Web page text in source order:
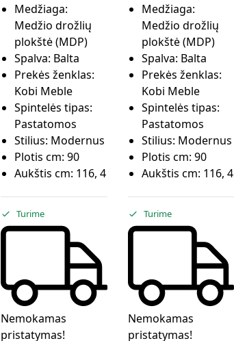
Medžiaga:
Medžio drožlių
plokštė (MDP)
Spalva: Balta
Prekės ženklas:
Kobi Meble
Spintelės tipas:
Pastatomos
Stilius: Modernus
Plotis cm: 90
Aukštis cm: 116, 4
Turime
Nemokamas
pristatymas!
Medžiaga:
Medžio drožlių
plokštė (MDP)
Spalva: Balta
Prekės ženklas:
Kobi Meble
Spintelės tipas:
Pastatomos
Stilius: Modernus
Plotis cm: 90
Aukštis cm: 116, 4
Turime
Nemokamas
pristatymas!